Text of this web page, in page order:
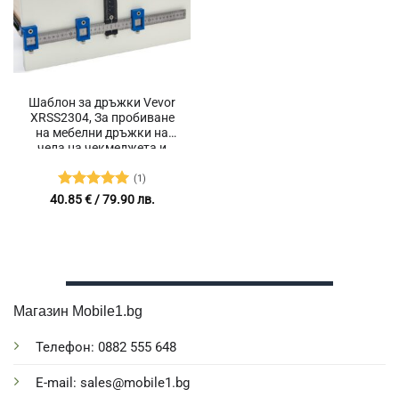
Шаблон за дръжки Vevor
XRSS2304, За пробиване
на мебелни дръжки на
чела на чекмеджета и
Оценено с
(1)
40.85€/ 79.90 лв.
Магазин Mobile1.bg
Телефон: 0882 555 648
E-mail: sales@mobile1.bg